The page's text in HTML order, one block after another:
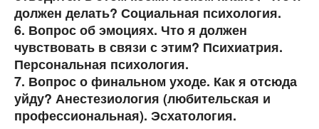
должен делать? Социальная психология.
6. Вопрос об эмоциях. Что я должен
чувствовать в связи с этим? Психиатрия.
Персональная психология.
7. Вопрос о финальном уходе. Как я отсюда
уйду? Анестезиология (любительская и
профессиональная). Эсхатология.